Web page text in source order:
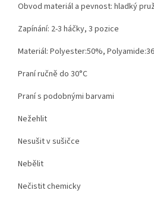
Obvod materiál a pevnost: hladký
Zapínání: 2-3 háčky, 3 pozice
Materiál: Polyester:50%,
Praní ručně do 30°C
Praní s podobnými barvami
Nežehlit
Nesušit v sušičce
Nebělit
Nečistit chemicky